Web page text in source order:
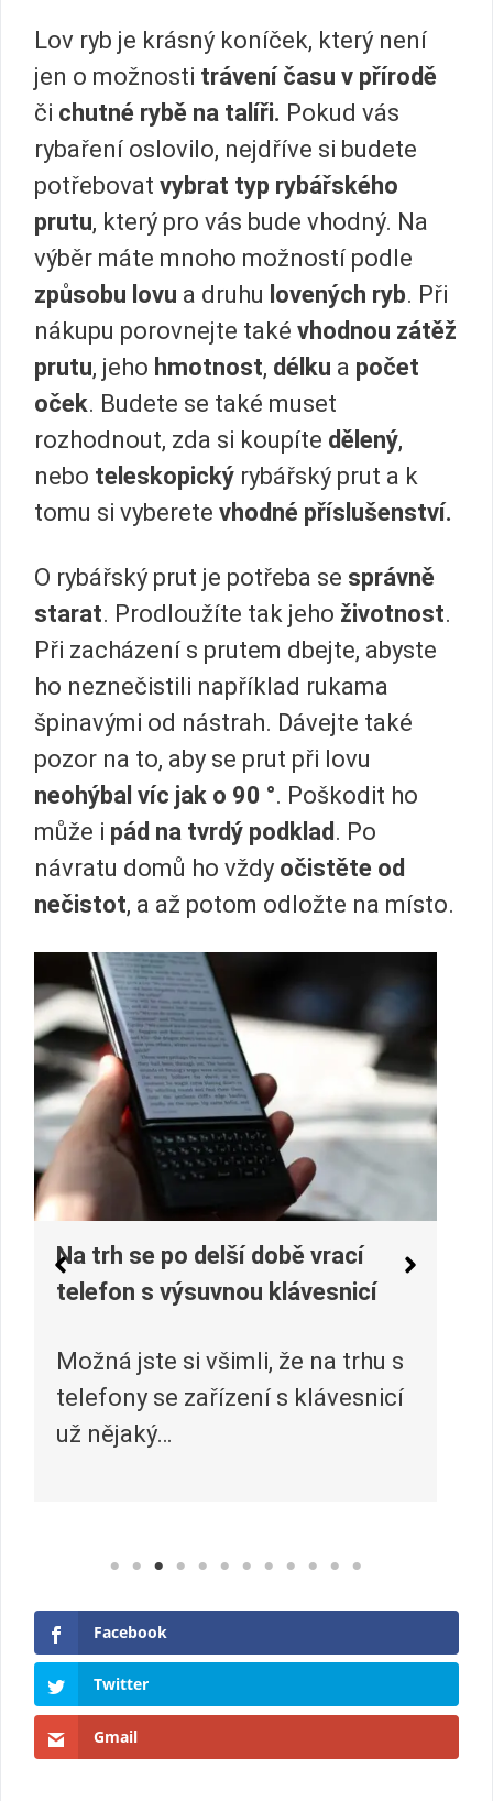
Lov ryb je krásný koníček, který není
jen o možnosti trávení času v přírodě
či chutné rybě na talíři. Pokud vás
rybaření oslovilo, nejdříve si budete
potřebovat vybrat typ rybářského
prutu, který pro vás bude vhodný. Na
výběr máte mnoho možností podle
způsobu lovu a druhu lovených ryb. Při
nákupu porovnejte také vhodnou zátěž
prutu, jeho hmotnost, délku a počet
oček. Budete se také muset
rozhodnout, zda si koupíte dělený,
nebo teleskopický rybářský prut a k
tomu si vyberete vhodné příslušenství.
O rybářský prut je potřeba se správně
starat. Prodloužíte tak jeho životnost.
Při zacházení s prutem dbejte, abyste
ho neznečistili například rukama
špinavými od nástrah. Dávejte také
pozor na to, aby se prut při lovu
neohýbal víc jak o 90 °. Poškodit ho
může i pád na tvrdý podklad . Po
návratu domů ho vždy očistěte od
nečistot, a až potom odložte na místo.
Jak vybrat varnou desku
spotřebič, který je nezbytnou
součástí každé kuchyně. S její
pomocí…
Facebook
Twitter
Gmail